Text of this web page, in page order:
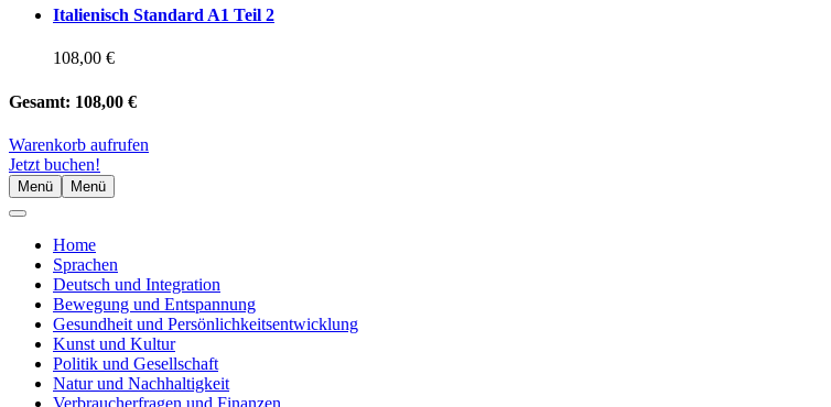
Italienisch Standard A1 Teil 2
108,00 €
Gesamt: 108,00 €
Warenkorb aufrufen
Jetzt buchen!
Menü Menü
Home
Sprachen
Deutsch und Integration
Bewegung und Entspannung
Gesundheit und Persönlichkeitsentwicklung
Kunst und Kultur
Politik und Gesellschaft
Natur und Nachhaltigkeit
Verbraucherfragen und Finanzen